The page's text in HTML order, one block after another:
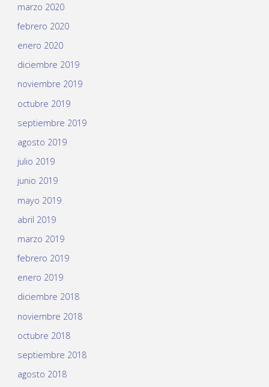
marzo 2020
febrero 2020
enero 2020
diciembre 2019
noviembre 2019
octubre 2019
septiembre 2019
agosto 2019
julio 2019
junio 2019
mayo 2019
abril 2019
marzo 2019
febrero 2019
enero 2019
diciembre 2018
noviembre 2018
octubre 2018
septiembre 2018
agosto 2018